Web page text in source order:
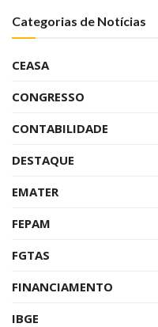
Categorias de Notícias
CEASA
CONGRESSO
CONTABILIDADE
DESTAQUE
EMATER
FEPAM
FGTAS
FINANCIAMENTO
IBGE